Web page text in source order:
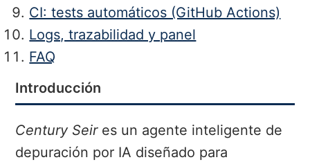
CI: tests automáticos (GitHub Actions)
Logs, trazabilidad y panel
FAQ
Introducción
Century Seires un agente inteligente de
depuración por IA diseñado para